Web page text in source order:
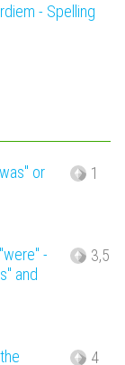
- Spelling
or
1
-
and
3,5
4